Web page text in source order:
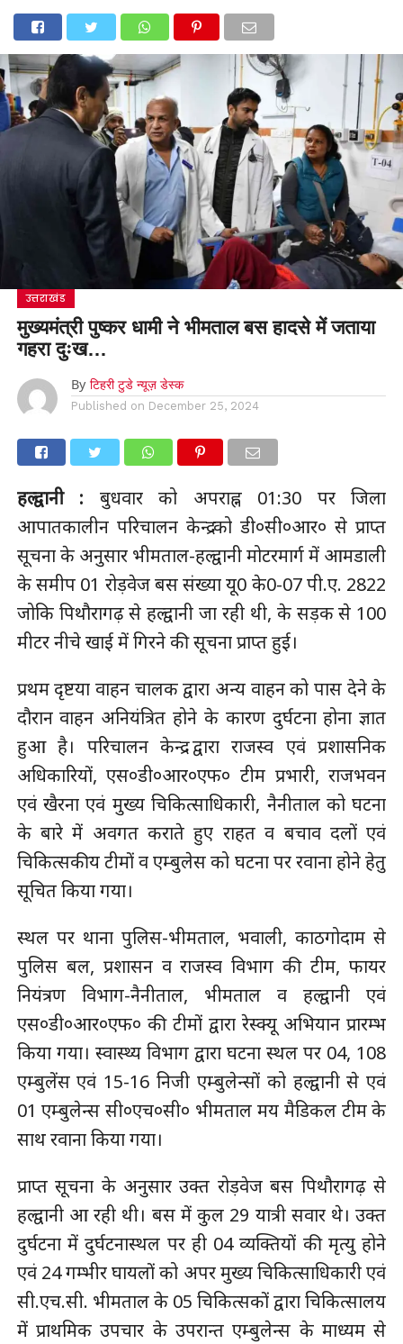
उत्तराखंड
मुख्यमंत्री पुष्कर धामी ने भीमताल बस हादसे में जताया
गहरा दुःख…
By टिहरी टुडे न्यूज़ डेस्क
Published on December 25, 2024
हल्द्वानी : बुधवार को अपराह्न 01:30 पर जिला
आपातकालीन परिचालन केन्द्र को डी०सी०आर० से प्राप्त
सूचना के अनुसार भीमताल-हल्द्वानी मोटरमार्ग में आमडाली
के समीप 01 रोड़वेज बस संख्या यू0 के0-07 पी.ए. 2822
जोकि पिथौरागढ़ से हल्द्वानी जा रही थी, के सड़क से 100
मीटर नीचे खाई में गिरने की सूचना प्राप्त हुई।
प्रथम दृष्टया वाहन चालक द्वारा अन्य वाहन को पास देने के
दौरान वाहन अनियंत्रित होने के कारण दुर्घटना होना ज्ञात
हुआ है। परिचालन केन्द्र द्वारा राजस्व एवं प्रशासनिक
अधिकारियों, एस०डी०आर०एफ० टीम प्रभारी, राजभवन
एवं खैरना एवं मुख्य चिकित्साधिकारी, नैनीताल को घटना
के बारे में अवगत कराते हुए राहत व बचाव दलों एवं
चिकित्सकीय टीमों व एम्बुलेस को घटना पर रवाना होने हेतु
सूचित किया गया।
स्थल पर थाना पुलिस-भीमताल, भवाली, काठगोदाम से
पुलिस बल, प्रशासन व राजस्व विभाग की टीम, फायर
नियंत्रण विभाग-नैनीताल, भीमताल व हल्द्वानी एवं
एस०डी०आर०एफ० की टीमों द्वारा रेस्क्यू अभियान प्रारम्भ
किया गया। स्वास्थ्य विभाग द्वारा घटना स्थल पर 04, 108
एम्बुलेंस एवं 15-16 निजी एम्बुलेन्सों को हल्द्वानी से एवं
01 एम्बुलेन्स सी०एच०सी० भीमताल मय मैडिकल टीम के
साथ रवाना किया गया।
प्राप्त सूचना के अनुसार उक्त रोड़वेज बस पिथौरागढ़ से
हल्द्वानी आ रही थी। बस में कुल 29 यात्री सवार थे। उक्त
दुर्घटना में दुर्घटनास्थल पर ही 04 व्यक्तियों की मृत्यु होने
एवं 24 गम्भीर घायलों को अपर मुख्य चिकित्साधिकारी एवं
सी.एच.सी. भीमताल के 05 चिकित्सकों द्वारा चिकित्सालय
में प्राथमिक उपचार के उपरान्त एम्बुलेन्स के माध्यम से